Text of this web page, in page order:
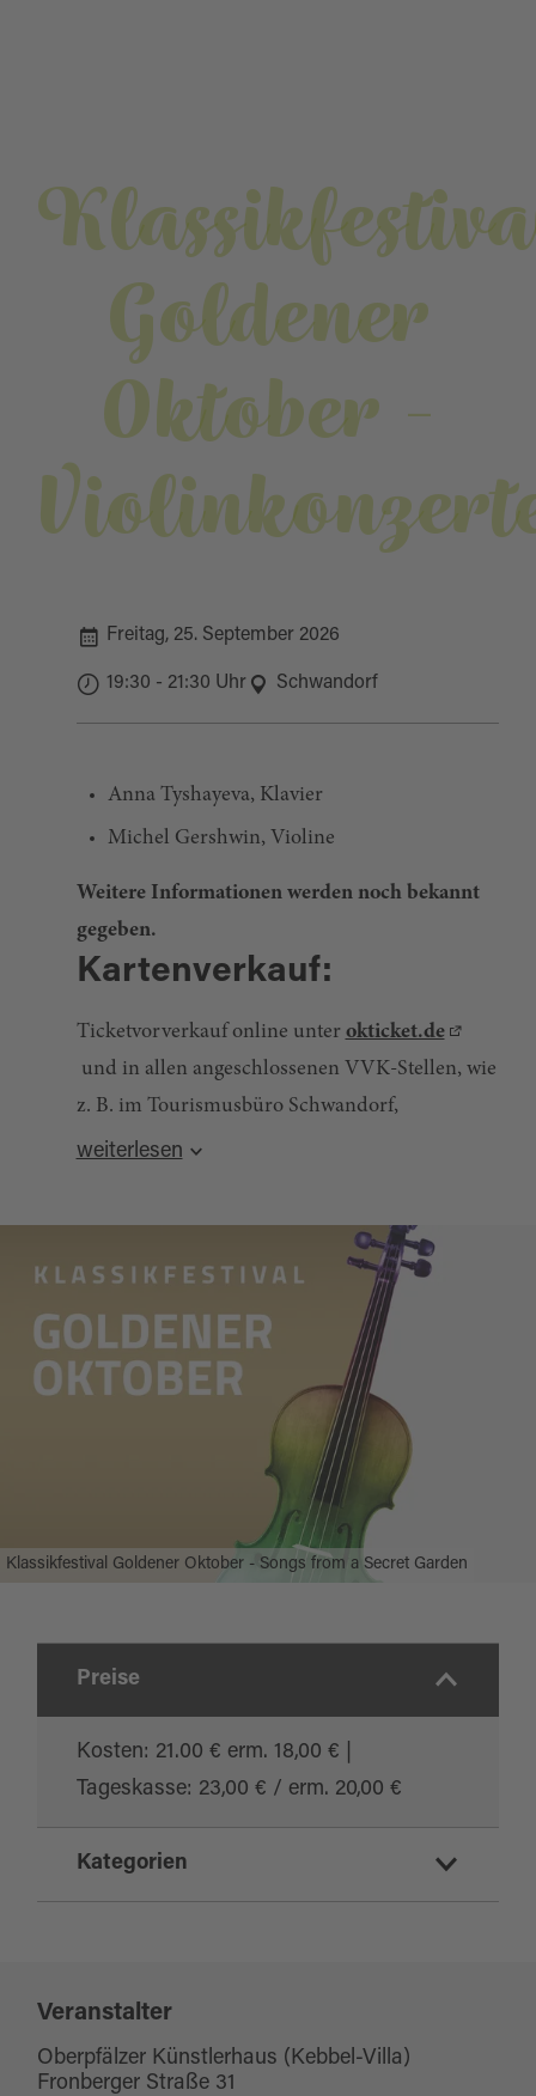
Goldener
Oktober -
Freitag, 25. September 2026
19:30 - 21:30 Uhr Schwandorf
Anna Tyshayeva, Klavier
Michel Gershwin, Violine
Weitere Informationen werden noch bekannt
gegeben.
Kartenverkauf:
Ticketvorverkauf online unter okticket.de
und in allen angeschlossenen VVK-Stellen, wie
z. B. im Tourismusbüro Schwandorf,
Kirchengasse 1, 09431-45550.
Einlass eine halbe Stunde vor Beginn.
Quelle: destination.one , zuletzt geändert am 12.06.2026
weiterlesen
Klassikfestival Goldener Oktober - Songs from a Secret Garden
Preise
Kosten: 21.00 € erm. 18,00 € |
Tageskasse: 23,00 € / erm. 20,00 €
Kategorien
Veranstalter
Oberpfälzer Künstlerhaus (Kebbel-Villa)
Fronberger Straße 31